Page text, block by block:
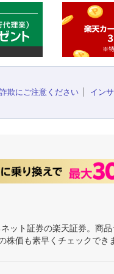
欺にご注意ください イン
ット証券の楽天証券。商
価も素早くチェックでき